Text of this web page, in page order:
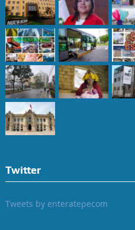
Twitter
Tweets by enteratepecom